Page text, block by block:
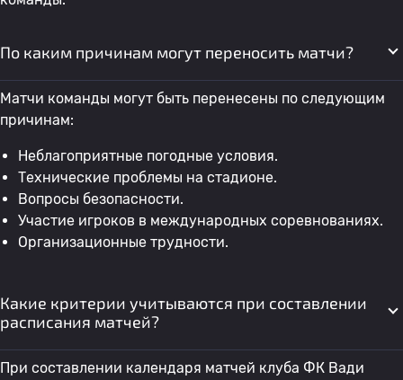
По каким причинам могут переносить матчи?
Матчи команды могут быть перенесены по следующим
причинам:
Неблагоприятные погодные условия.
Технические проблемы на стадионе.
Вопросы безопасности.
Участие игроков в международных соревнованиях.
Организационные трудности.
Какие критерии учитываются при составлении
расписания матчей?
При составлении календаря матчей клуба ФК Вади